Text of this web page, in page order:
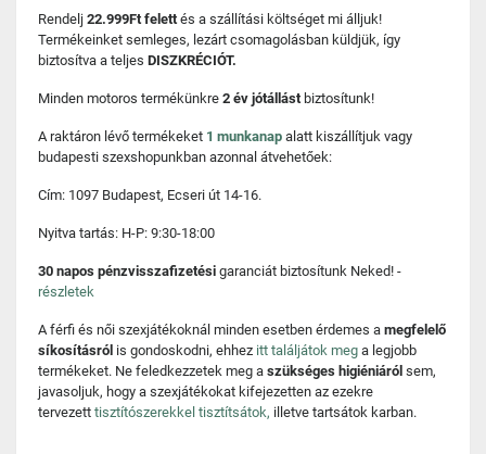
Rendelj 22.999Ft felettés a szállítási költséget mi álljuk!
Termékeinket semleges, lezárt csomagolásban küldjük, így
biztosítva a teljes DISZKRÉCIÓT.
Minden motoros termékünkre 2 év jótállást biztosítunk!
A raktáron lévő termékeket 1 munkanap alatt kiszállítjuk vagy
budapesti szexshopunkban azonnal átvehetőek:
Cím: 1097 Budapest, Ecseri út 14-16.
Nyitva tartás: H-P: 9:30-18:00
30 napos pénzvisszafizetési garanciát biztosítunk Neked! -
részletek
A férfi és női szexjátékoknál minden esetben érdemes a megfelelő
síkosításról is gondoskodni, ehhez itt találjátok meg a legjobb
termékeket. Ne feledkezzetek meg a szükséges higiéniáról sem,
javasoljuk, hogy a szexjátékokat kifejezetten az ezekre
tervezett tisztítószerekkel tisztítsátok, illetve tartsátok karban.